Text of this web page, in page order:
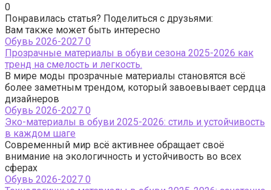
0
Понравилась статья? Поделиться с друзьями:
Вам также может быть интересно
Обувь 2026-2027 0
Прозрачные материалы в обуви сезона 2025-2026 как
тренд на смелость и легкость.
В мире моды прозрачные материалы становятся всё
более заметным трендом, который завоевывает сердца
дизайнеров
Обувь 2026-2027 0
Эко-материалы в обуви 2025-2026: стиль и устойчивость
в каждом шаге
Современный мир всё активнее обращает своё
внимание на экологичность и устойчивость во всех
сферах
Обувь 2026-2027 0